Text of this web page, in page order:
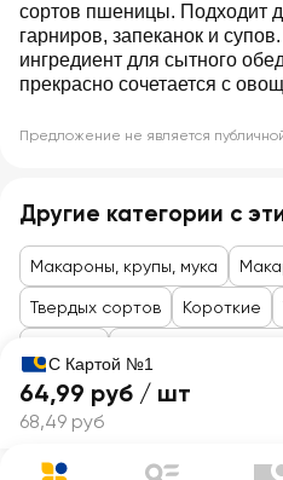
сортов пшеницы. Подходит
гарниров, запеканок и
ингредиент для сытного
прекрасно сочетается с
Предложение не является
Другие категории с
Макароны, крупы, мука
Твердых сортов Короткие
С Картой №1
64,99 руб / шт
68,49 руб